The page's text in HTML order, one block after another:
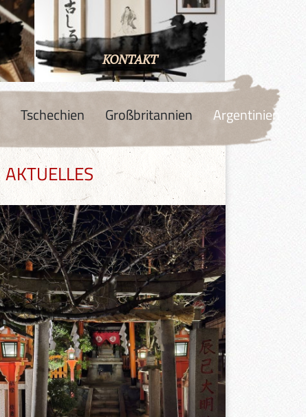
KONTAKT
Tschechien Großbritannien Argentinien
AKTUELLES